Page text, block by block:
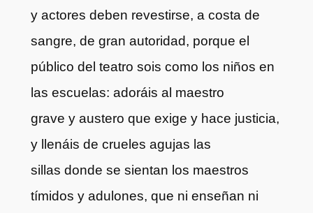
y actores deben revestirse, a costa de
sangre, de gran autoridad, porque el
público del teatro sois como los niños en
las escuelas: adoráis al maestro
grave y austero que exige y hace justicia,
y llenáis de crueles agujas las
sillas donde se sientan los maestros
tímidos y adulones, que ni enseñan ni